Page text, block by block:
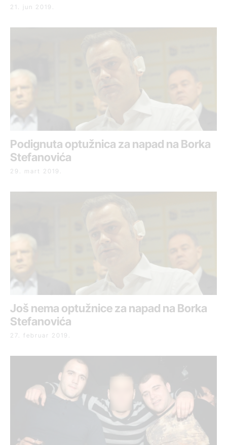
21. jun 2019.
Podignuta optužnica za napad na Borka
Stefanovića
29. mart 2019.
Još nema optužnice za napad na Borka
Stefanovića
27. februar 2019.